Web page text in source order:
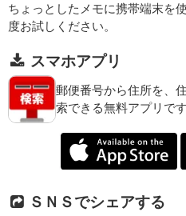
ちょっとしたメモに携帯端末を
度お試しください。
スマホアプリ
郵便番号から住所を、
索できる無料アプリです
ＳＮＳでシェアする